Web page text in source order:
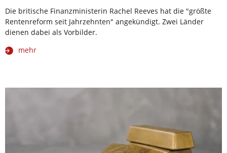
Die britische Finanzministerin Rachel Reeves hat die "größte
Rentenreform seit Jahrzehnten" angekündigt. Zwei Länder
dienen dabei als Vorbilder.
mehr